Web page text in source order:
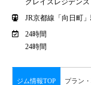
グレイスレジデンス
JR京都線「向日町
24時間
24時間
ジム情報TOP プラン